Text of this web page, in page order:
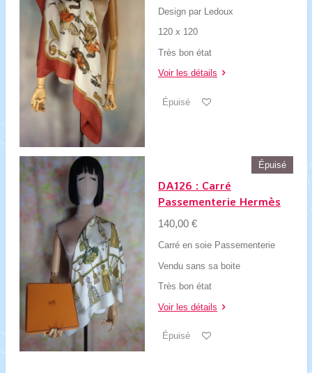
Design par Ledoux
120 x 120
Très bon état
Voir les détails
Épuisé
Épuisé
DA126 : Carré
Passementerie Hermès
140,00 €
Carré en soie Passementerie
Vendu sans sa boite
Très bon état
Voir les détails
Épuisé